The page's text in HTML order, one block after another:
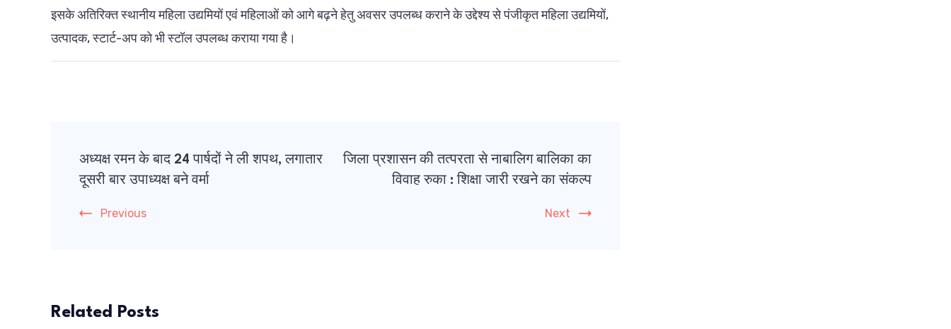
इसके अतिरिक्त स्थानीय महिला उद्यमियों एवं महिलाओं को आगे बढ़ने हेतु अवसर उपलब्ध कराने के उद्देश्य से पंजीकृत महिला उद्यमियों,
उत्पादक, स्टार्ट-अप को भी स्टॉल उपलब्ध कराया गया है।
Navigation
अध्यक्ष रमन के बाद 24 पार्षदों ने ली शपथ, लगातार
दूसरी बार उपाध्यक्ष बने वर्मा
Previous
जिला प्रशासन की तत्परता से नाबालिग बालिका का
विवाह रुका : शिक्षा जारी रखने का संकल्प
Next
Related Posts